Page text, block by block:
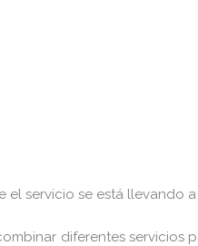
servicio se está llevando
diferentes